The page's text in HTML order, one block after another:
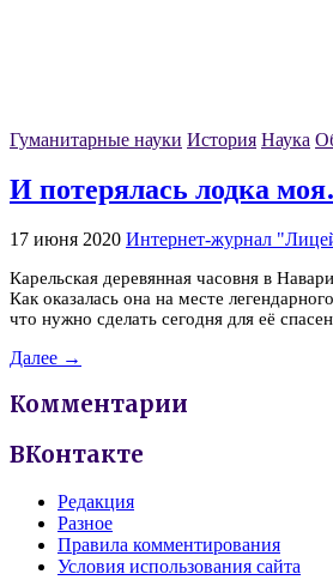
Гуманитарные науки История Наука
И потерялась лодка
17 июня 2020 Интернет-журнал
Карельская деревянная часовня в
Как оказалась она на месте
что нужно сделать сегодня для её
Далее →
Комментарии
ВКонтакте
Редакция
Разное
Правила комментирования
Условия использования сайта